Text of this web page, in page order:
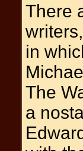
There
in
The
a